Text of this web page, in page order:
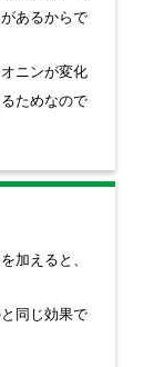
あるからで
ニンが変化
ためなので
加えると、
同じ効果で